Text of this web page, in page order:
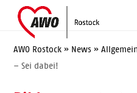
content
Open
mobile
menu
Close
mobile
menu
AWO Rostock » News »
– Sei dabei!